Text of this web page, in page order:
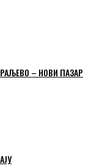
– НОВИ ПАЗАР